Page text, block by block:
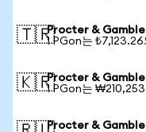
🇹🇷Procter & Gamble
1 PGon는 ₺7,123.26
🇰🇷Procter & Gamble
1 PGon는
Procter & Gamble